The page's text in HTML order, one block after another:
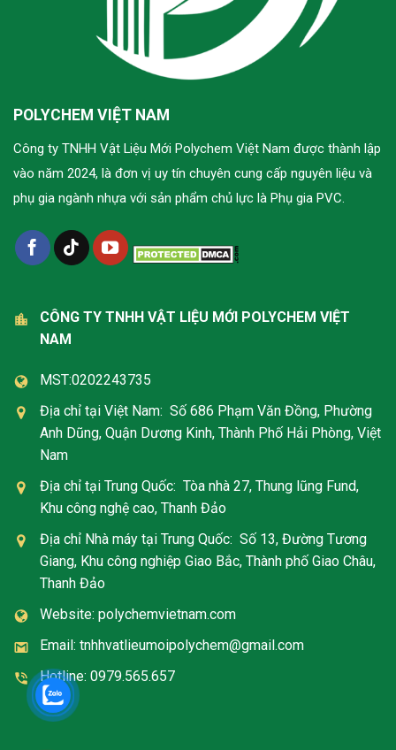
POLYCHEM VIỆT NAM
Công ty TNHH Vật Liệu Mới Polychem Việt Nam được thành lập
vào năm 2024, là đơn vị uy tín chuyên cung cấp nguyên liệu và
phụ gia ngành nhựa với sản phẩm chủ lực là Phụ gia PVC.
CÔNG TY TNHH VẬT LIỆU MỚI POLYCHEM VIỆT
NAM
MST:0202243735
Địa chỉ tại Việt Nam: Số 686 Phạm Văn Đồng, Phường
Anh Dũng, Quận Dương Kinh, Thành Phố Hải Phòng, Việt
Nam
Địa chỉ tại Trung Quốc: Tòa nhà 27, Thung lũng Fund,
Khu công nghệ cao, Thanh Đảo
Địa chỉ Nhà máy tại Trung Quốc: Số 13, Đường Tương
Giang, Khu công nghiệp Giao Bắc, Thành phố Giao Châu,
Thanh Đảo
Website: polychemvietnam.com
Email: tnhhvatlieumoipolychem@gmail.com
Hotline: 0979.565.657